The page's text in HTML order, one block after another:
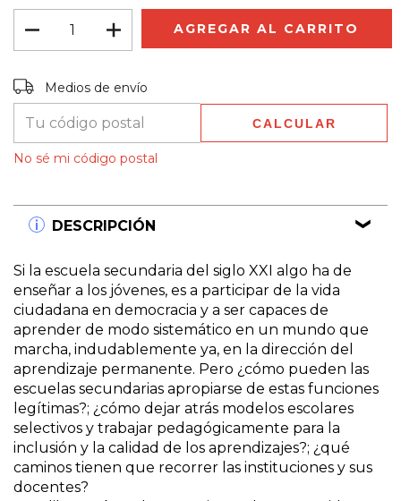
Entregas para el CP:
Medios de envío
CALCULAR
No sé mi código postal
DESCRIPCIÓN
Si la escuela secundaria del siglo XXI algo ha de
enseñar a los jóvenes, es a participar de la vida
ciudadana en democracia y a ser capaces de
aprender de modo sistemático en un mundo que
marcha, indudablemente ya, en la dirección del
aprendizaje permanente. Pero ¿cómo pueden las
escuelas secundarias apropiarse de estas funciones
legítimas?; ¿cómo dejar atrás modelos escolares
selectivos y trabajar pedagógicamente para la
inclusión y la calidad de los aprendizajes?; ¿qué
caminos tienen que recorrer las instituciones y sus
docentes?